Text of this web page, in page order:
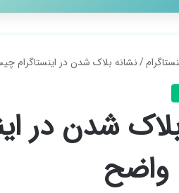
/نشانه بلاک شدن در اینستاگرام چیست؟ 3
واضح